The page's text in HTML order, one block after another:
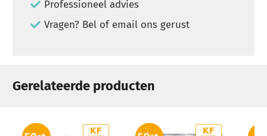
Professioneel advies
Vragen? Bel of email ons gerust
Gerelateerde producten